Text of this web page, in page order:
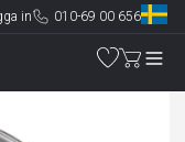
in 010-69 00 656